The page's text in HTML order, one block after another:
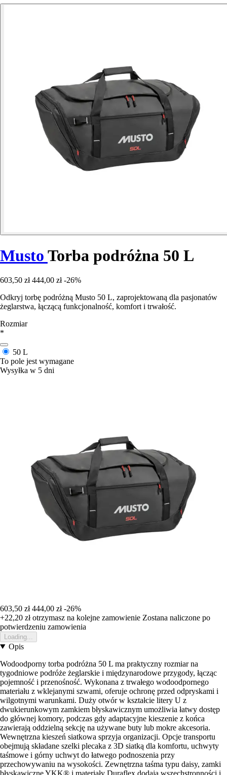
Musto Torba podróżna 50 L
603,50 zł 444,00 zł -26%
Odkryj torbę podróżną Musto 50 L, zaprojektowaną dla pasjonatów
żeglarstwa, łączącą funkcjonalność, komfort i trwałość.
Rozmiar
*
50 L
To pole jest wymagane
Wysyłka w 5 dni
603,50 zł 444,00 zł -26%
+22,20 złotrzymasz na kolejne zamowienie Zostana naliczone po
potwierdzeniu zamowienia
Loading...
Opis
Wodoodporny torba podróżna 50 L ma praktyczny rozmiar na
tygodniowe podróże żeglarskie i międzynarodowe przygody, łącząc
pojemność i przenośność. Wykonana z trwałego wodoodpornego
materiału z wklejanymi szwami, oferuje ochronę przed odpryskami i
wilgotnymi warunkami. Duży otwór w kształcie litery U z
dwukierunkowym zamkiem błyskawicznym umożliwia łatwy dostęp
do głównej komory, podczas gdy adaptacyjne kieszenie z końca
zawierają oddzielną sekcję na używane buty lub mokre akcesoria.
Wewnętrzna kieszeń siatkowa sprzyja organizacji. Opcje transportu
obejmują składane szelki plecaka z 3D siatką dla komfortu, uchwyty
taśmowe i górny uchwyt do łatwego podnoszenia przy
przechowywaniu na wysokości. Zewnętrzna taśma typu daisy, zamki
błyskawiczne YKK® i materiały Duraflex dodają wszechstronności i